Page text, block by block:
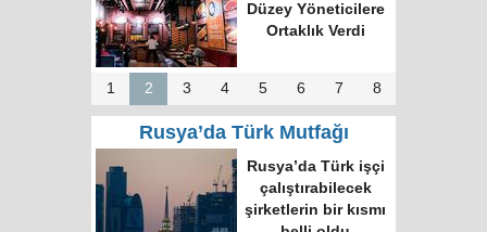
Hedefi: Bişkek
Zirvesi ve Yeni
İnsiyatifler
1 2 3 4 5 6 7 8
Rusya’da Türk Mutfağı
Moskova’nın en
büyük kültür
merkezinde “Türk
Kahvesi Gecesi”